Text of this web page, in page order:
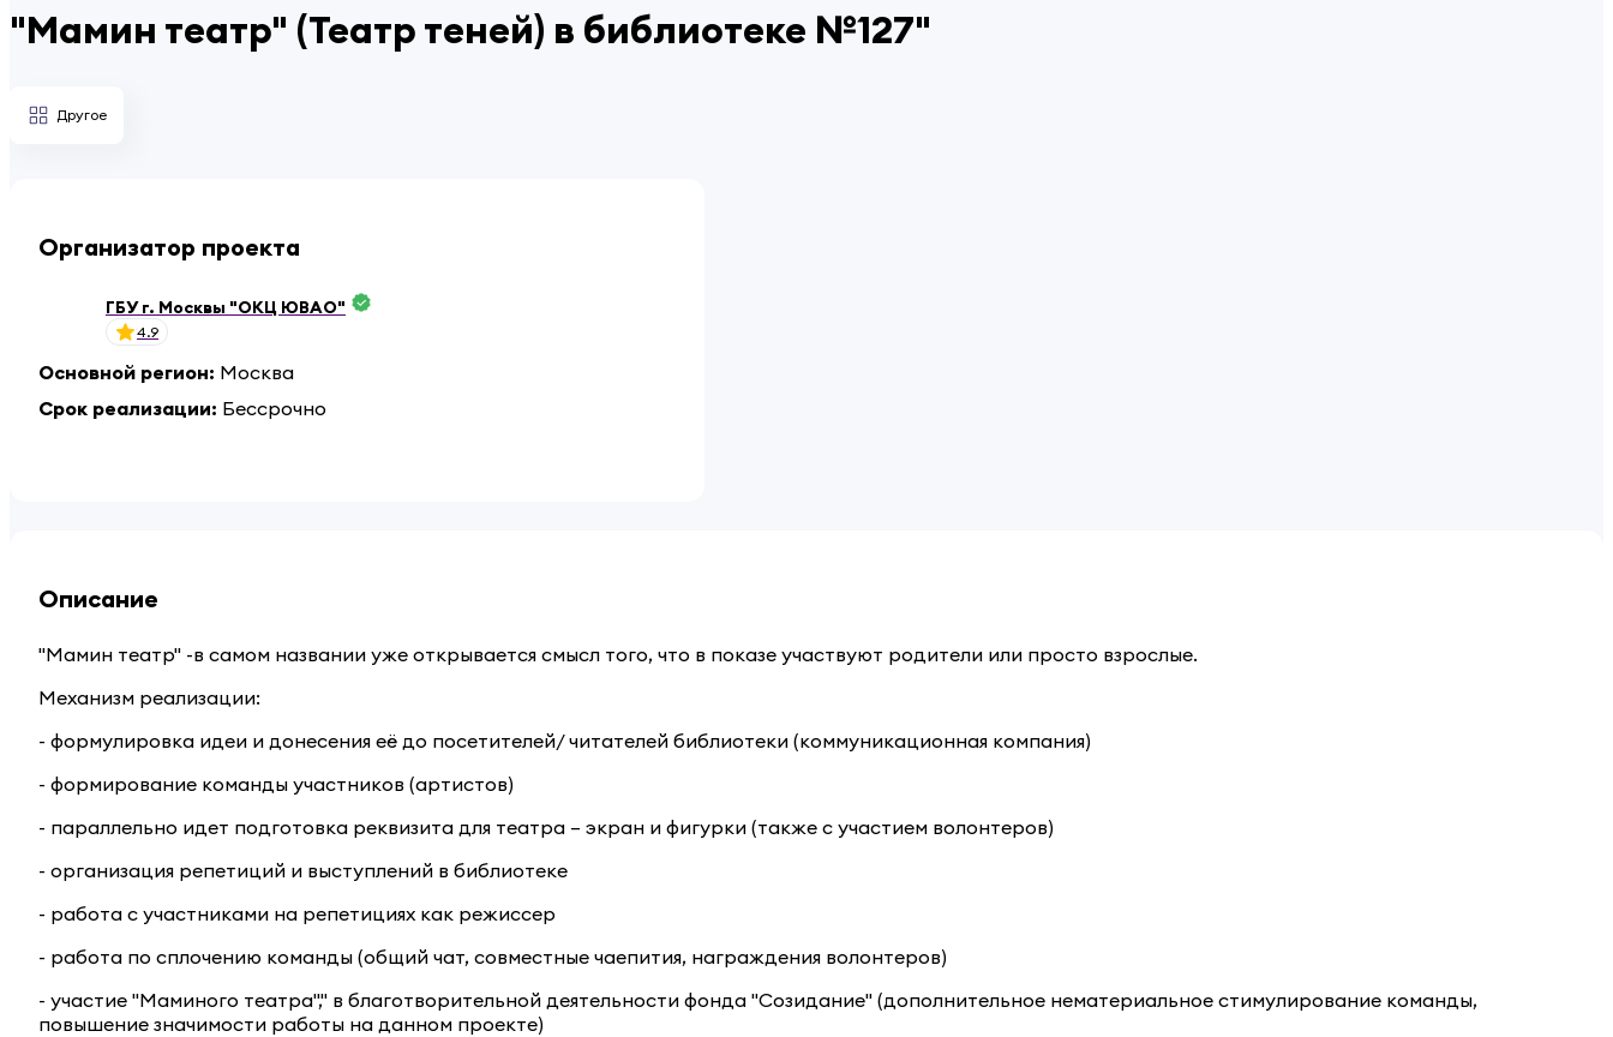
"Мамин театр" (Театр теней) в библиотеке №127"
Другое
Организатор проекта
ГБУ г. Москвы "ОКЦ ЮВАО"
4.9
Основной регион: Москва
Срок реализации: Бессрочно
Описание
"Мамин театр" -в самом названии уже открывается смысл того, что в показе участвуют родители или просто взрослые.
Механизм реализации:
- формулировка идеи и донесения её до посетителей/ читателей библиотеки (коммуникационная компания)
- формирование команды участников (артистов)
- параллельно идет подготовка реквизита для театра – экран и фигурки (также с участием волонтеров)
- организация репетиций и выступлений в библиотеке
- работа с участниками на репетициях как режиссер
- работа по сплочению команды (общий чат, совместные чаепития, награждения волонтеров)
- участие "Маминого театра"," в благотворительной деятельности фонда "Созидание" (дополнительное нематериальное стимулирование команды,
повышение значимости работы на данном проекте)